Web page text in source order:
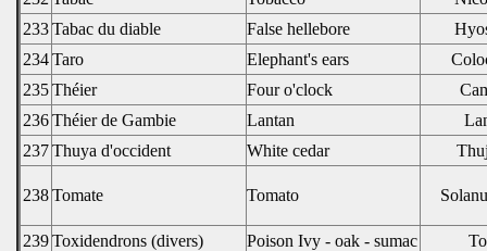
233Tabac du diable False hellebore
234Taro Elephant's ears
235Théier Four o'clock
236Théier de Gambie Lantan
237Thuya d'occident White cedar
238Tomate Tomato
239Toxidendrons (divers) Poison Ivy - oak - sumac